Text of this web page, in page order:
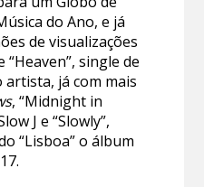
do Ano, e já
de visualizações
single de
já com mais
, “Midnight in
J e “Slowly”,
“Lisboa” o álbum